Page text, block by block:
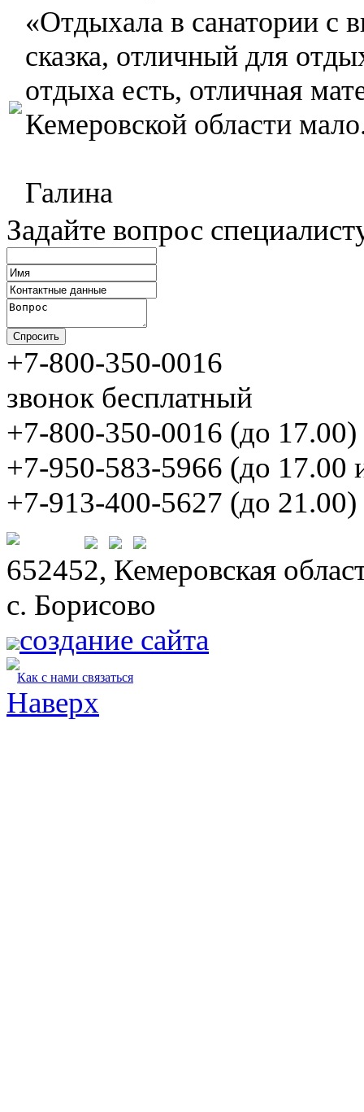
«Отдыхала в санатории с
сказка, отличный для
отдыха есть, отличная
Кемеровской области
Галина
Задайте вопрос
+7-800-350-0016
звонок бесплатный
+7-800-350-0016 (до 17.00)
+7-950-583-5966 (до 17.00
+7-913-400-5627 (до 21.00)
652452, Кемеровская
с. Борисово
создание сайта
Как с нами связаться
Наверх